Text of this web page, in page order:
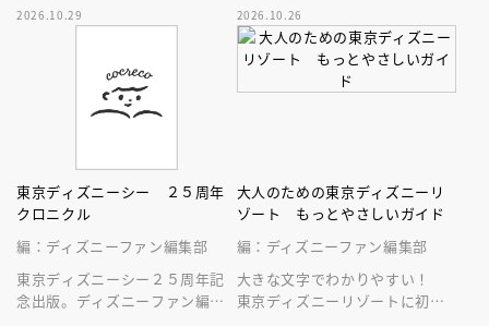
ン、グッズまでが１冊に！
2026.10.29
東京ディズニーランドの最新情
報をお届け！
2026.10.26
東京ディズニーシー ２５周年
クロニクル
編：ディズニーファン編集部
東京ディズニーシー２５周年記
念出版。ディズニーファン編集
大人のための東京ディズニーリ
ゾート もっとやさしいガイド
編：ディズニーファン編集部
大きな文字でわかりやすい！
東京ディズニーリゾートに初め